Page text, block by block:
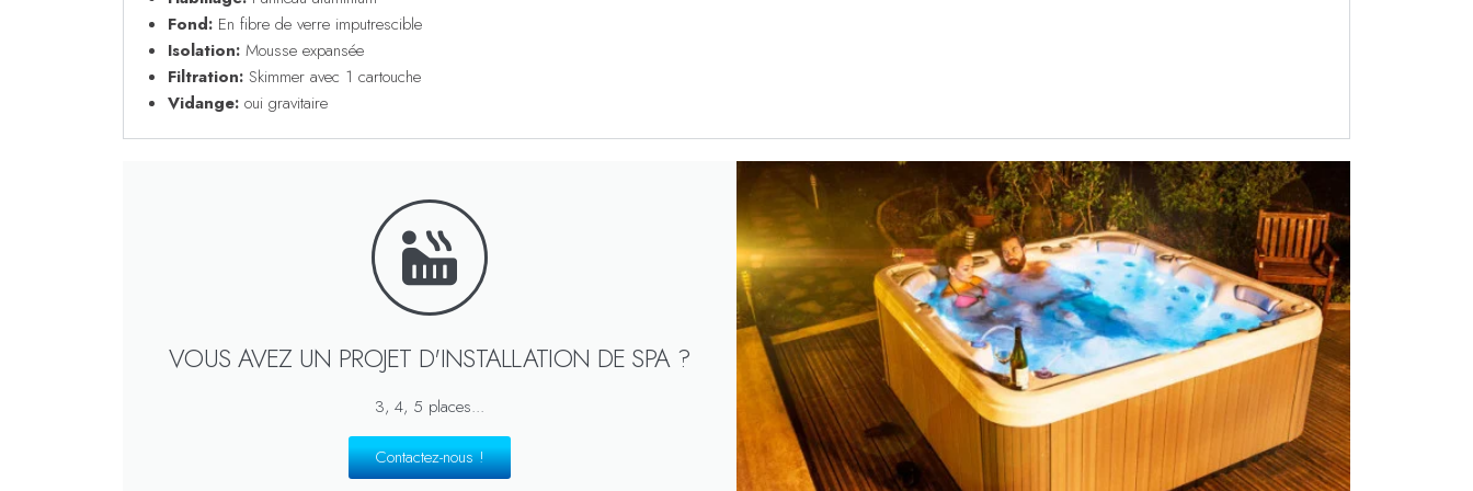
Fond: En fibre de verre imputrescible
Isolation: Mousse expansée
Filtration: Skimmer avec 1 cartouche
Vidange: oui gravitaire
VOUS AVEZ UN PROJET D'INSTALLATION DE SPA ?
3, 4, 5 places...
Contactez-nous !